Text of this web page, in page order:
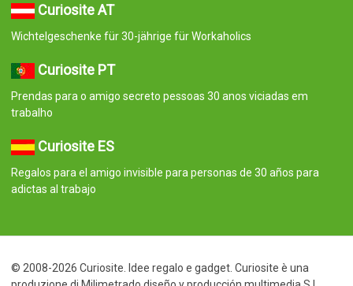
Curiosite AT
Wichtelgeschenke für 30-jährige für Workaholics
Curiosite PT
Prendas para o amigo secreto pessoas 30 anos viciadas em
trabalho
Curiosite ES
Regalos para el amigo invisible para personas de 30 años para
adictas al trabajo
© 2008-2026 Curiosite. Idee regalo e gadget. Curiosite è una